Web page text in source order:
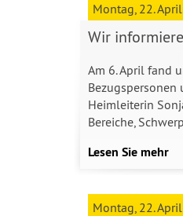
Montag, 22.
Wir
Am 6. April fand
Bezugspersonen
Heimleiterin
Bereiche,
Lesen Sie mehr
Montag, 22.